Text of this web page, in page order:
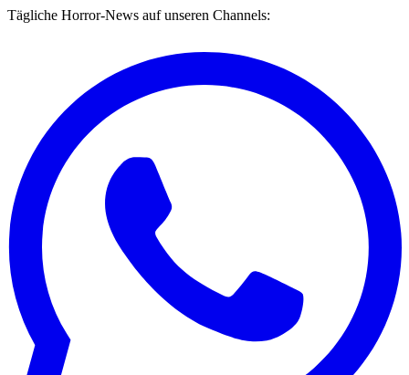
Tägliche Horror-News auf unseren Channels: